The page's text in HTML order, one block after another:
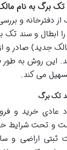
برگ به نام
از دفترخانه و
ابطال و سند تک
جدید) صادر
این روش به طور
می کند.
عادی خرید
و تحت شرایط
ثبتی اراضی و